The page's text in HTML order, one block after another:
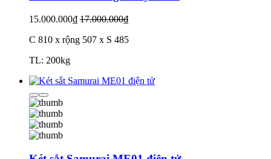
15.000.000₫ 17.000.000₫
C 810 x rộng 507 x S 485
TL: 200kg